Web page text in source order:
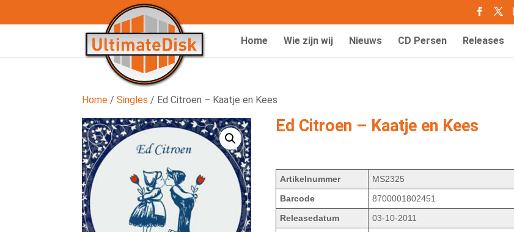
Home Wie zijn wij Nieuws CD Persen Releases
Home /Singles / Ed Citroen – Kaatje en Kees
Ed Citroen – Kaatje en Kees
Artikelnummer
MS2325
Barcode
8700001802451
Releasedatum
03-10-2011